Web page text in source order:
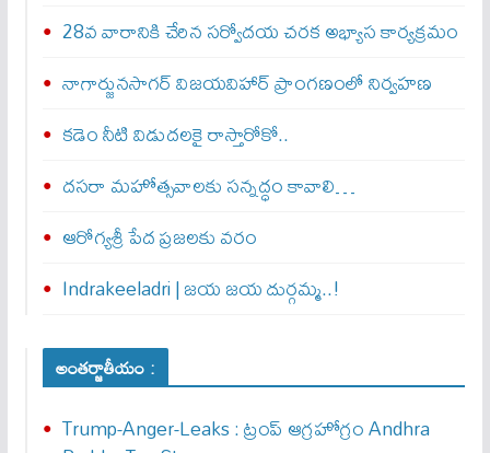
28వ వారానికి చేరిన సర్వోదయ చరక అభ్యాస కార్యక్రమం
నాగార్జునసాగర్ విజయవిహార్ ప్రాంగణంలో నిర్వహణ
కడెం నీటి విడుదలకై రాస్తారోకో..
దసరా మహోత్సవాలకు సన్నద్ధం కావాలి…
ఆరోగ్యశ్రీ పేద ప్రజలకు వరం
Indrakeeladri | జయ జయ దుర్గమ్మ..!
అంతర్జాతీయం :
Trump-Anger-Leaks : ట్రంప్ ఆగ్ర‌హోగ్రం Andhra